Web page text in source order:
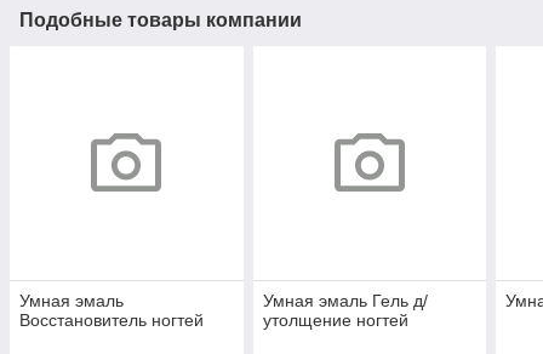
Подобные товары компании
Умная эмаль
Восстановитель ногтей
Умная эмаль Гель д/
утолщение ногтей